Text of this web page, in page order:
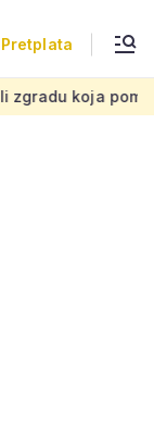
Pretplata
granice, boje i